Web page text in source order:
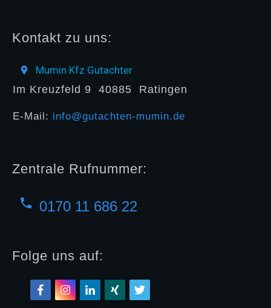
Kontakt zu uns:
Mumin Kfz Gutachter
Im Kreuzfeld 9 40885 Ratingen
E-Mail: info@gutachten-mumin.de
Zentrale Rufnummer:
0170 11 686 22
Folge uns auf: